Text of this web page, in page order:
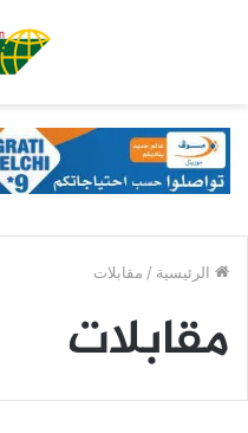
الرئيسية / مقابلات
مقابلات